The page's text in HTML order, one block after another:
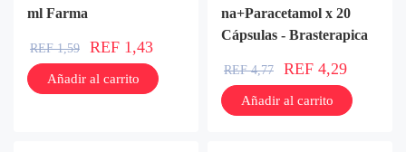
ml Farma
REF1,59 REF 1,43
Añadir al carrito
na+Paracetamol x 20
Cápsulas - Brasterapica
REF4,77 REF 4,29
Añadir al carrito